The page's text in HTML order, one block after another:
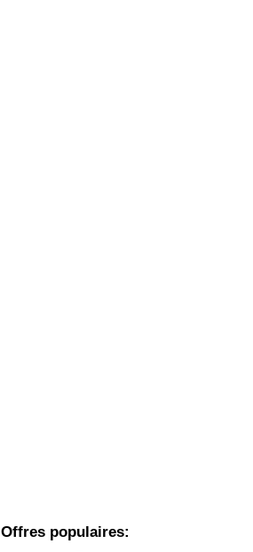
Offres populaires: